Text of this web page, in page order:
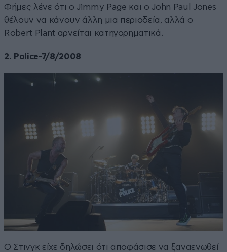
Φήμες λένε ότι ο Jimmy Page και ο John Paul Jones
θέλουν να κάνουν άλλη μια περιοδεία, αλλά ο
Robert Plant αρνείται κατηγορηματικά.
2. Police-7/8/2008
Ο Στινγκ είχε δηλώσει ότι αποφάσισε να ξαναενωθεί